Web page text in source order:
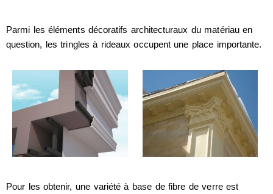
Parmi les éléments décoratifs architecturaux du matériau en
question, les tringles à rideaux occupent une place importante.
Pour les obtenir, une variété à base de fibre de verre est